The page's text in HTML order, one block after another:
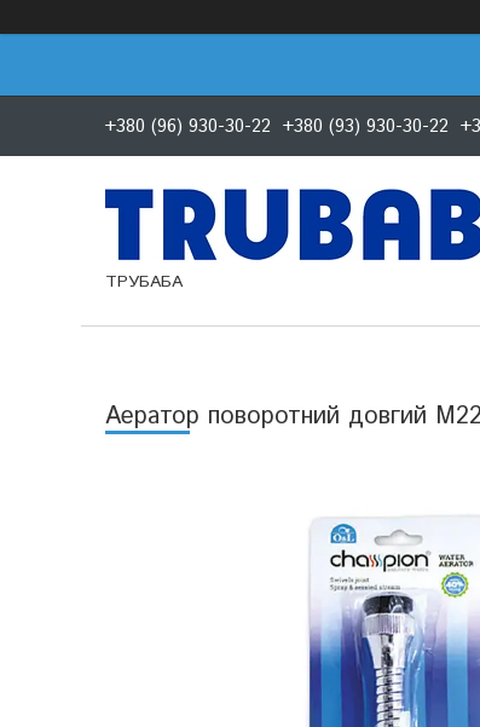
+380 (96) 930-30-22 +380 (93) 930-30-22
ТРУБАБА
Аератор поворотний довгий